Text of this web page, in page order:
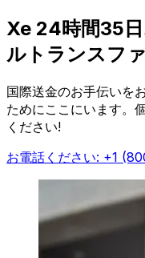
Xe 24時間35
ルトランスフ
国際送金のお手伝いを
ためにここにいます。
ください!
お電話ください: +1